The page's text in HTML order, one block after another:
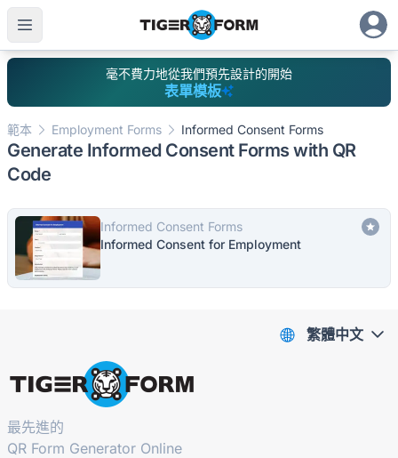
毫不費力地從我們預先設計的開始
表單模板
範本 Employment Forms Informed Consent Forms
Generate Informed Consent Forms with QR
Code
Informed Consent Forms
Informed Consent for Employment
最先進的
QR Form Generator Online
繁體中文